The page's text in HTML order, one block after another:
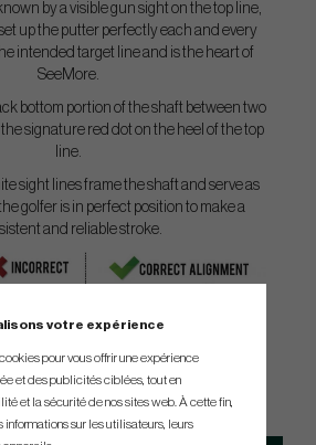
by a visible gun sight on the top line,
up the putter perfectly each and every
intended target line and is the heart of
SeeMore.
bottom portion of the shaft between two
signature red dot on the heel of the top
line.
sight lines frame the shaft and serve as
golfer is in perfect position to make a
and reliable stroke.
SPEC.
votre expérience
pour vous offrir une expérience
et des publicités ciblées, tout en
et la sécurité de nos sites web. À cette fin,
informations sur les utilisateurs, leurs